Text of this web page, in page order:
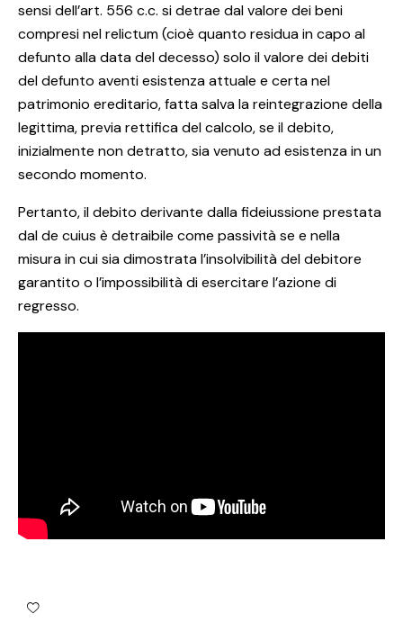
sensi dell’art. 556 c.c. si detrae dal valore dei beni
compresi nel relictum (cioè quanto residua in capo al
defunto alla data del decesso) solo il valore dei debiti
del defunto aventi esistenza attuale e certa nel
patrimonio ereditario, fatta salva la reintegrazione della
legittima, previa rettifica del calcolo, se il debito,
inizialmente non detratto, sia venuto ad esistenza in un
secondo momento.
Pertanto, il debito derivante dalla fideiussione prestata
dal de cuius è detraibile come passività se e nella
misura in cui sia dimostrata l’insolvibilità del debitore
garantito o l’impossibilità di esercitare l’azione di
regresso.